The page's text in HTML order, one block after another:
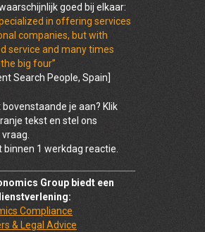
goed bij elkaar:
in offering services
companies, but with
service and many times
big four”
Search People, Spain]
je aan? Klik
tekst en stel ons
1 werkdag reactie.
Group biedt een
Compliance
& Legal Advice